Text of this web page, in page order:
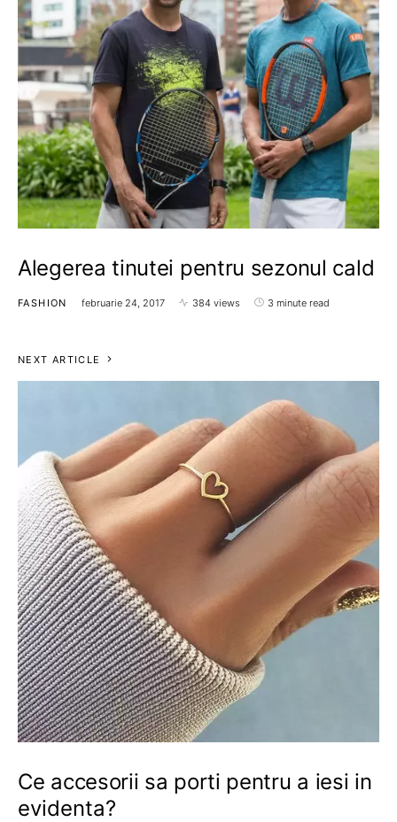
Alegerea tinutei pentru sezonul cald
FASHION februarie 24, 2017 384 views 3 minute read
NEXT ARTICLE
Ce accesorii sa porti pentru a iesi in
evidenta?